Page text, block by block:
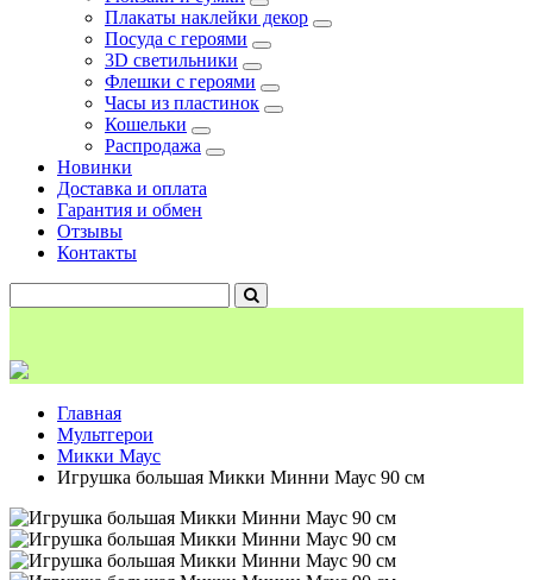
Плакаты наклейки декор
Посуда с героями
3D светильники
Флешки с героями
Часы из пластинок
Кошельки
Распродажа
Новинки
Доставка и оплата
Гарантия и обмен
Отзывы
Контакты
Главная
Мультгерои
Микки Маус
Игрушка большая Микки Минни Маус 90 см